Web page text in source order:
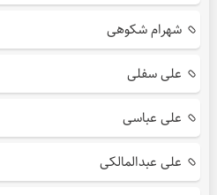
شهرام شکوهی
علی سفلی
علی عباسی
علی عبدالمالکی